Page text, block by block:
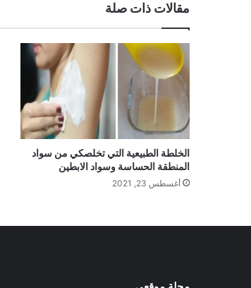
مقالات ذات صلة
الخلطة الطبيعية التي تخلصكي من سواد
المنطقة الحساسة وسواد الابطين
أغسطس 23, 2021